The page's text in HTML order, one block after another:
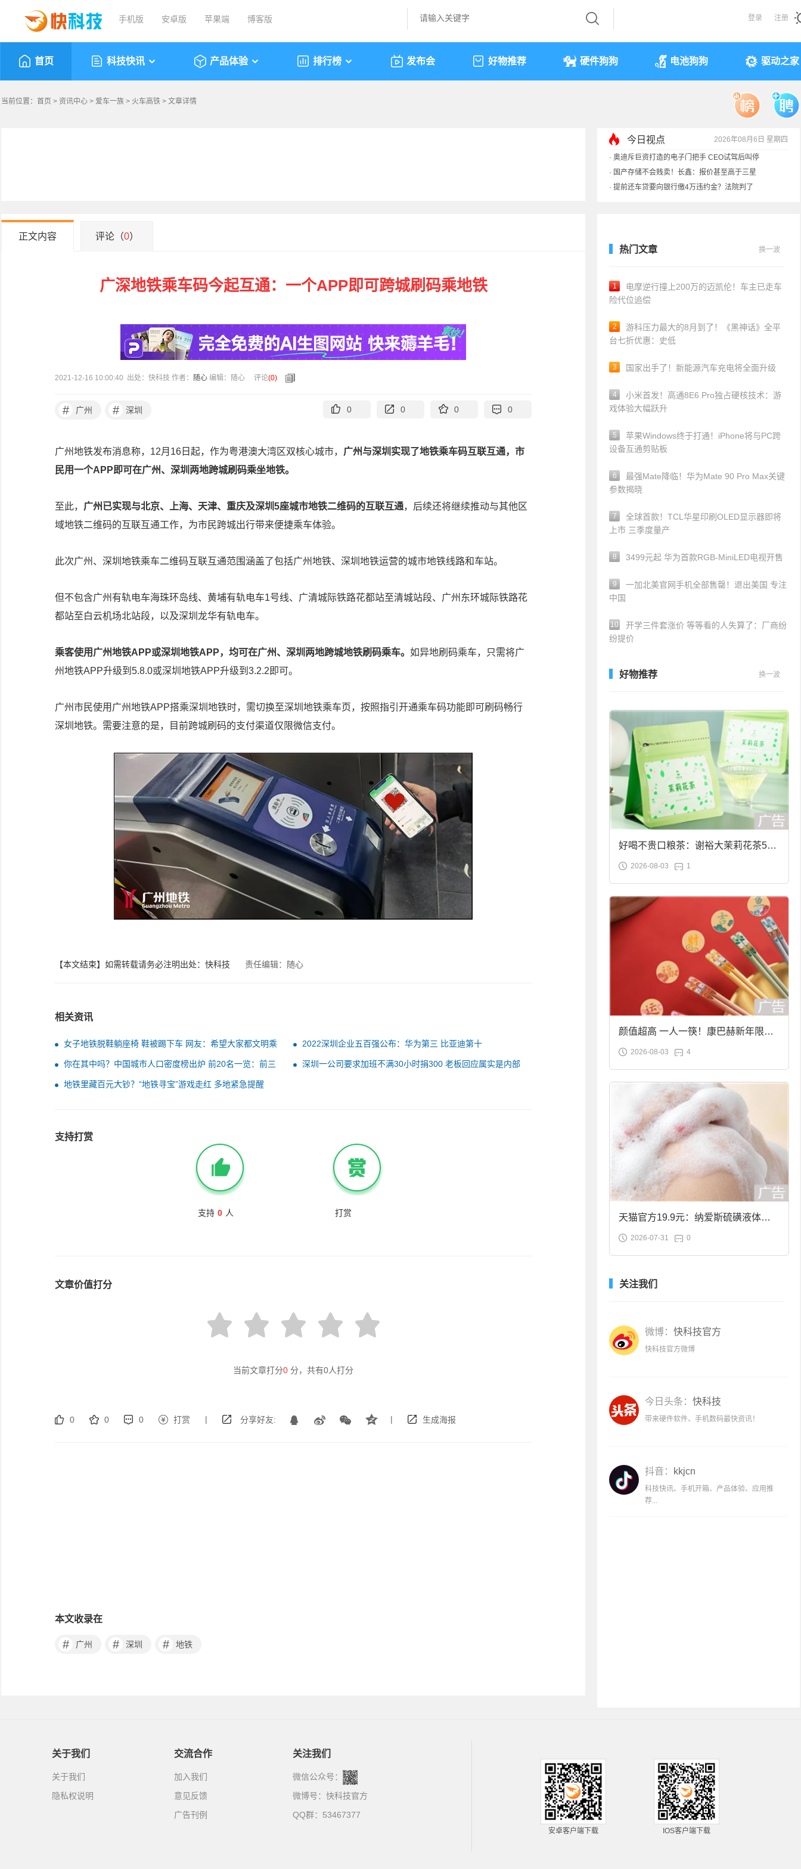
手机版 安卓版 苹果端 博客版 登录 注册
首页 科技快讯 产品体验 排行榜 发布会 好物推荐 硬件狗狗 电池狗狗 驱动之家
当前位置： 首页 > 资讯中心 > 爱车一族 > 火车高铁 > 文章详情
今日视点 2026年08月6日 星期四
· 奥迪斥巨资打造的电子门把手 CEO试驾后叫停
· 国产存储不会贱卖！长鑫：报价甚至高于三星
· 提前还车贷要向银行缴4万违约金？法院判了
正文内容 评论（0）
广深地铁乘车码今起互通：一个APP即可跨城刷码乘地铁
2021-12-16 10:00:40 出处：快科技 作者： 随心 编辑：随心 评论(0)
# 广州 # 深圳 0 0 0 0
广州地铁发布消息称，12月16日起，作为粤港澳大湾区双核心城市， 广州与深圳实现了地铁乘车码互联互通，市
民用一个APP即可在广州、深圳两地跨城刷码乘坐地铁。
至此， 广州已实现与北京、上海、天津、重庆及深圳5座城市地铁二维码的互联互通，后续还将继续推动与其他区
域地铁二维码的互联互通工作，为市民跨城出行带来便捷乘车体验。
此次广州、深圳地铁乘车二维码互联互通范围涵盖了包括广州地铁、深圳地铁运营的城市地铁线路和车站。
但不包含广州有轨电车海珠环岛线、黄埔有轨电车1号线、广清城际铁路花都站至清城站段、广州东环城际铁路花
都站至白云机场北站段，以及深圳龙华有轨电车。
乘客使用广州地铁APP或深圳地铁APP，均可在广州、深圳两地跨城地铁刷码乘车。 如异地刷码乘车，只需将广
州地铁APP升级到5.8.0或深圳地铁APP升级到3.2.2即可。
广州市民使用广州地铁APP搭乘深圳地铁时，需切换至深圳地铁乘车页，按照指引开通乘车码功能即可刷码畅行
深圳地铁。需要注意的是，目前跨城刷码的支付渠道仅限微信支付。
【本文结束】如需转载请务必注明出处：快科技 责任编辑：随心
相关资讯
女子地铁脱鞋躺座椅 鞋被踢下车 网友：希望大家都文明乘
2022深圳企业五百强公布：华为第三 比亚迪第十
你在其中吗？中国城市人口密度榜出炉 前20名一览：前三
名领先太多
深圳一公司要求加班不满30小时捐300 老板回应属实是内部
地铁里藏百元大钞？“地铁寻宝”游戏走红 多地紧急提醒
支持打赏
支持 0 人 打赏
文章价值打分
当前文章打分0 分，共有0人打分
0 0 0 打赏 | 分享好友: | 生成海报
本文收录在
# 广州 # 深圳 # 地铁
热门文章 换一波
1
电摩逆行撞上200万的迈凯伦！车主已走车
险代位追偿
2
游科压力最大的8月到了！《黑神话》全平
台七折优惠：史低
3 国家出手了！新能源汽车充电将全面升级
4
小米首发！高通8E6 Pro独占硬核技术：游
戏体验大幅跃升
5
苹果Windows终于打通！iPhone将与PC跨
设备互通剪贴板
6
最强Mate降临！华为Mate 90 Pro Max关键
参数揭晓
7
全球首款！TCL华星印刷OLED显示器即将
上市 三季度量产
8 3499元起 华为首款RGB-MiniLED电视开售
9
一加北美官网手机全部售罄！退出美国 专注
中国
10
开学三件套涨价 等等看的人失算了：厂商纷
纷提价
好物推荐 换一波
好喝不贵口粮茶：谢裕大茉莉花茶50g
袋装9.9元到手
2026-08-03 1
颜值超高 一人一筷！康巴赫新年限定
合金筷子大促：19.9元
2026-08-03 4
天猫官方19.9元：纳爱斯硫磺液体香
皂2斤大促
2026-07-31 0
关注我们
微博： 快科技官方
快科技官方微博
今日头条： 快科技
带来硬件软件、手机数码最快资讯！
抖音： kkjcn
科技快讯、手机开箱、产品体验、应用推
荐...
关于我们
关于我们
隐私权说明
交流合作
加入我们
意见反馈
广告刊例
关注我们
微信公众号：
微博号： 快科技官方
QQ群：53467377
安卓客户端下载 IOS客户端下载